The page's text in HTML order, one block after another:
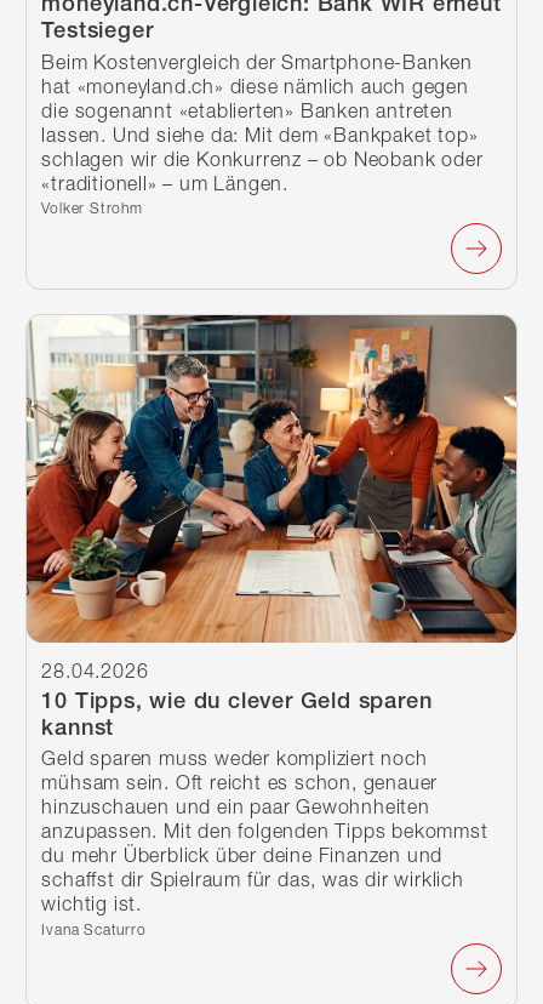
Testsieger
Beim Kostenvergleich der Smartphone-Banken
hat «moneyland.ch» diese nämlich auch gegen
die sogenannt «etablierten» Banken antreten
lassen. Und siehe da: Mit dem «Bankpaket top»
schlagen wir die Konkurrenz – ob Neobank oder
«traditionell» – um Längen.
Verfasst von:
Volker Strohm
10 Tipps, wie du clever Geld sparen
kannst
28.04.2026
Geld sparen muss weder kompliziert noch
mühsam sein. Oft reicht es schon, genauer
hinzuschauen und ein paar Gewohnheiten
anzupassen. Mit den folgenden Tipps bekommst
du mehr Überblick über deine Finanzen und
schaffst dir Spielraum für das, was dir wirklich
wichtig ist.
Verfasst von:
Ivana Scaturro
Weiterlesen